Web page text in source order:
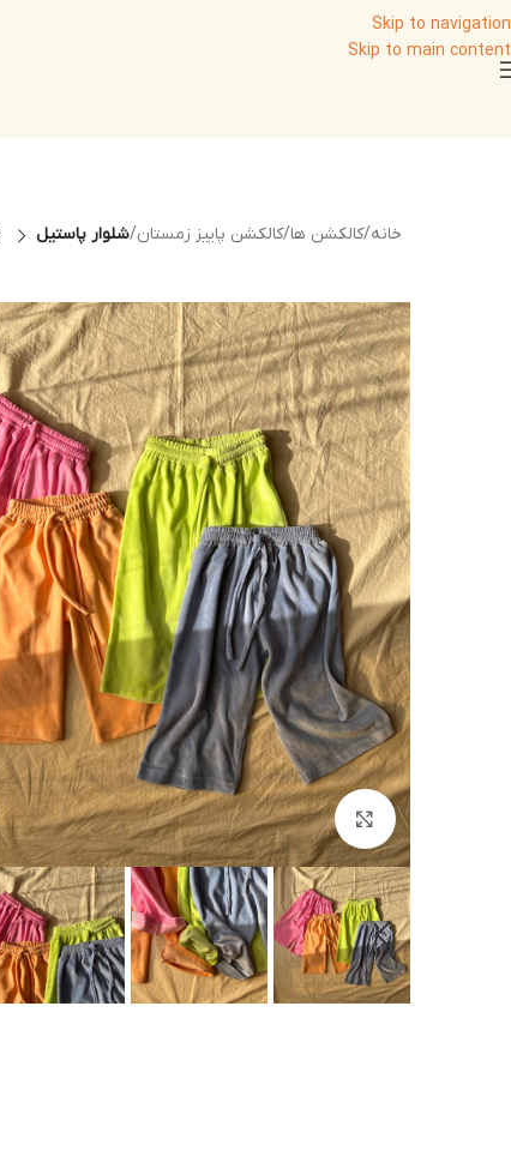
Skip to navigation
Skip to main content
خانه/کالکشن ها/کالکشن پاییز زمستان/شلوار پاستیل
بزرگنمایی تصویر